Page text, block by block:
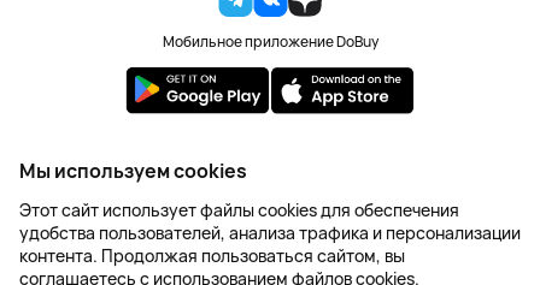
Мобильное приложение DoBuy
2023-2026 © DoBuy. Все права защищены
Правила обработки персональных данных
Пользовательское соглашение
Оферта
Создание сайта – NetLab
Мы используем cookies
Этот сайт использует файлы cookies для обеспечения
удобства пользователей, анализа трафика и персонализации
контента. Продолжая пользоваться сайтом, вы
соглашаетесь с использованием файлов cookies.